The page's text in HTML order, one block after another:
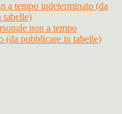
a tempo indeterminato (da
tabelle)
non a tempo
(da pubblicare in tabelle)